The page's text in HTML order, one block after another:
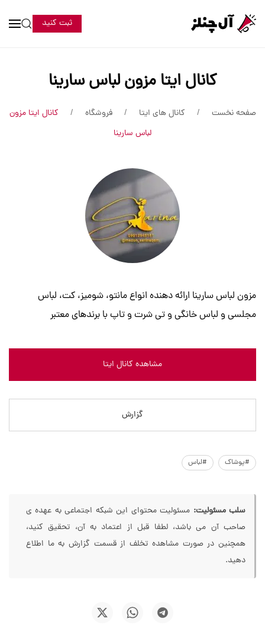
ثبت کنید
کانال ایتا مزون لباس سارینا
صفحه نخست کانال های ایتا فروشگاه
کانال ایتا مزون
لباس سارینا
مزون لباس سارینا ارائه دهنده انواع مانتو، شومیز، کت، لباس
مجلسی و لباس خانگی و تی شرت و تاپ با برندهای معتبر
مشاهده کانال ایتا
گزارش
#پوشاک #لباس
سلب مسئولیت: مسئولیت محتوای این شبکه اجتماعی به عهده ی
صاحب آن می باشد، لطفا قبل از اعتماد به آن، تحقیق کنید،
همچنین در صورت مشاهده تخلف از قسمت گزارش به ما اطلاع
دهید.